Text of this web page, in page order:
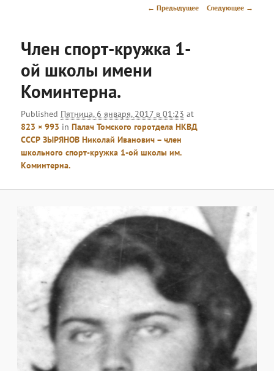
Навигация
← Предыдущее Следующее →
Член спорт-кружка 1-
ой школы имени
Коминтерна.
Published Пятница, 6 января, 2017 в 01:23 at
823 × 993 inПалач Томского горотдела НКВД
СССР ЗЫРЯНОВ Николай Иванович – член
школьного спорт-кружка 1-ой школы им.
Коминтерна.